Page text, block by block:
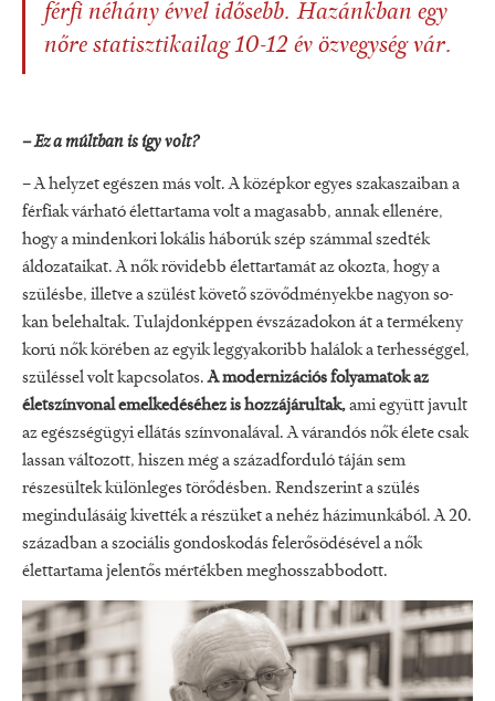
férfi néhány év­vel idősebb. Hazánkban egy
nőre sta­tisztikailag 10­-12 év özvegység vár.
– Ez a múltban is így volt?
– A helyzet egészen más volt. A kö­zépkor egyes szakaszaiban a
férfiak vár­ható élettartama volt a magasabb, an­nak ellenére,
hogy a mindenkori lokális háborúk szép számmal szedték
áldoza­taikat. A nők rövidebb élettartamát az okozta, hogy a
szülésbe, illetve a szülést követő szövődményekbe nagyon so­
kan belehaltak. Tulajdonképpen évszá­zadokon át a termékeny
korú nők köré­ben az egyik leggyakoribb halálok a terhességgel,
szüléssel volt kapcsolatos.A modernizációs folyamatok az
életszín­vonal emelkedéséhez is hozzájárultak,ami együtt javult
az egészségügyi ellá­tás színvonalával. A várandós nők éle­te csak
lassan változott, hiszen még a századforduló táján sem
részesültek kü­lönleges törődésben. Rendszerint a szü­lés
megindulásáig kivették a részüket a nehéz házimunkából. A 20.
században a szociális gondoskodás felerősödésével a nők
élettartama jelentős mértékben meghosszabbodott.